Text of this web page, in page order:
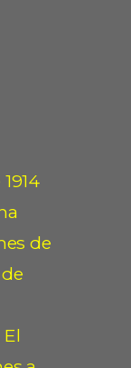
de